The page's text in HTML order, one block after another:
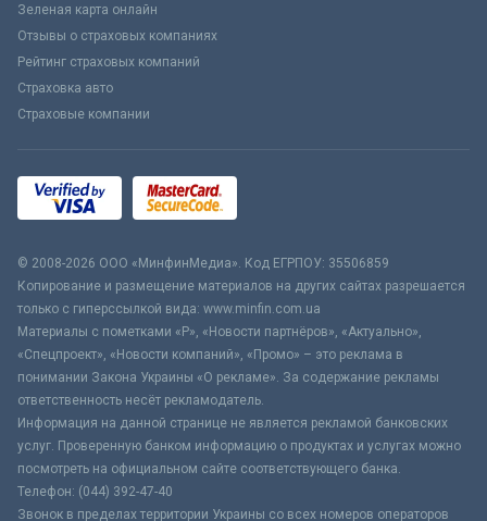
Зеленая карта онлайн
Отзывы о страховых компаниях
Рейтинг страховых компаний
Страховка авто
Страховые компании
© 2008-2026 ООО «МинфинМедиа». Код ЕГРПОУ: 35506859
Копирование и размещение материалов на других сайтах разрешается
только с гиперссылкой вида: www.minfin.com.ua
Материалы с пометками «Р», «Новости партнёров», «Актуально»,
«Спецпроект», «Новости компаний», «Промо» – это реклама в
понимании Закона Украины «О рекламе». За содержание рекламы
ответственность несёт рекламодатель.
Информация на данной странице не является рекламой банковских
услуг. Проверенную банком информацию о продуктах и услугах можно
посмотреть на официальном сайте соответствующего банка.
Телефон: (044) 392-47-40
Звонок в пределах территории Украины со всех номеров операторов